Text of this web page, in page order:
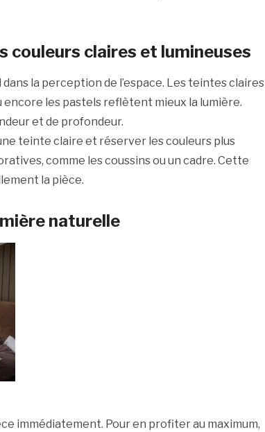
couleurs claires et lumineuses
la perception de l’espace. Les teintes claires
encore les pastels reflètent mieux la lumière.
et de profondeur.
teinte claire et réserver les couleurs plus
comme les coussins ou un cadre. Cette
la pièce.
naturelle
immédiatement. Pour en profiter au maximum,